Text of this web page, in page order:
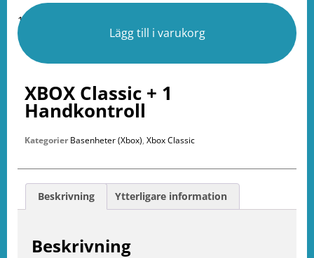
1 i lager
Lägg till i varukorg
XBOX Classic + 1
Handkontroll
Kategorier Basenheter (Xbox), Xbox Classic
Beskrivning Ytterligare information
Beskrivning